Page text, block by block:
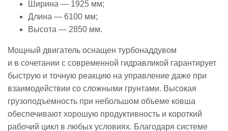
Ширина — 1925 мм;
Длина — 6100 мм;
Высота — 2850 мм.
Мощный двигатель оснащен турбонаддувом
и в сочетании с современной гидравликой гарантирует
быструю и точную реакцию на управление даже при
взаимодействии со сложными грунтами. Высокая
грузоподъемность при небольшом объеме ковша
обеспечивают хорошую продуктивность и короткий
рабочий цикл в любых условиях. Благодаря системе